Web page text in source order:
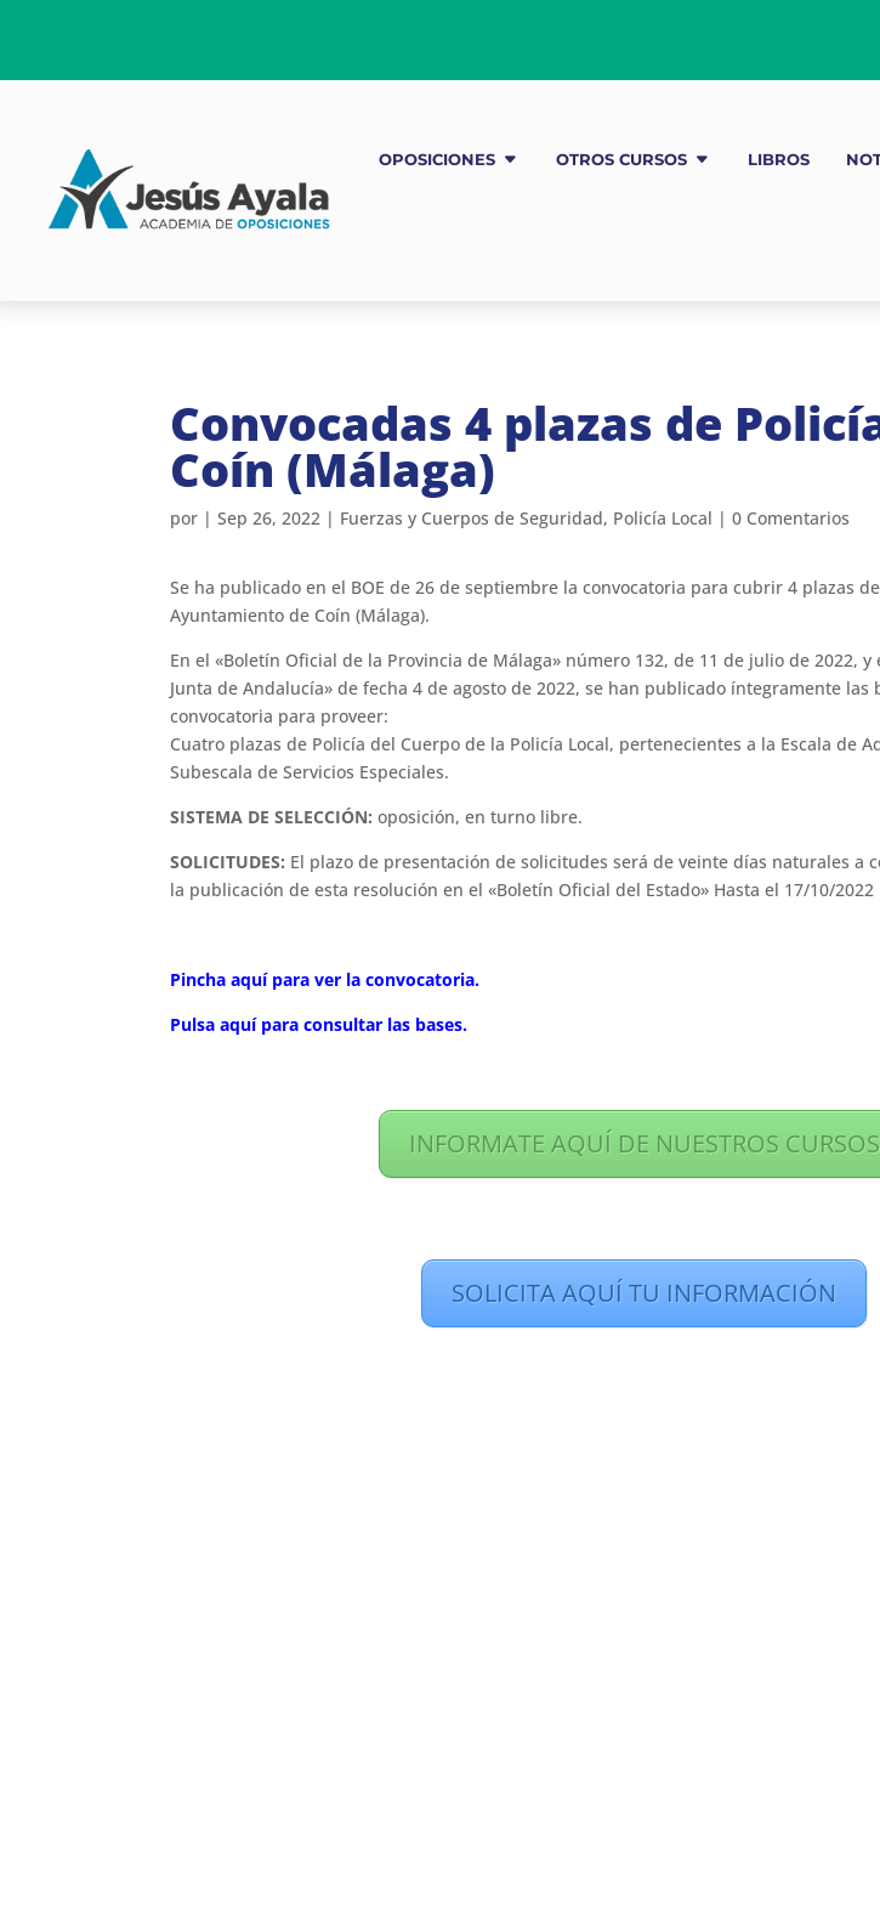
OPOSICIONES OTROS CURSOS LIBROS
Convocadas 4 plazas de
Coín (Málaga)
por | Sep 26, 2022 | Fuerzas y Cuerpos de Seguridad, Policía Local | 0 Comentarios
Se ha publicado en el BOE de 26 de septiembre la convocatoria para cubrir 4 plazas
Ayuntamiento de Coín (Málaga).
En el «Boletín Oficial de la Provincia de Málaga» número 132, de 11 de julio de 2022,
Junta de Andalucía» de fecha 4 de agosto de 2022, se han publicado íntegramente las
convocatoria para proveer:
Cuatro plazas de Policía del Cuerpo de la Policía Local, pertenecientes a la Escala de
Subescala de Servicios Especiales.
SISTEMA DE SELECCIÓN: oposición, en turno libre.
SOLICITUDES: El plazo de presentación de solicitudes será de veinte días naturales a
la publicación de esta resolución en el «Boletín Oficial del Estado» Hasta el 17/10/2022
Pincha aquí para ver la convocatoria.
Pulsa aquí para consultar las bases.
INFORMATE AQUÍ DE NUESTROS CURSOS
SOLICITA AQUÍ TU INFORMACIÓN